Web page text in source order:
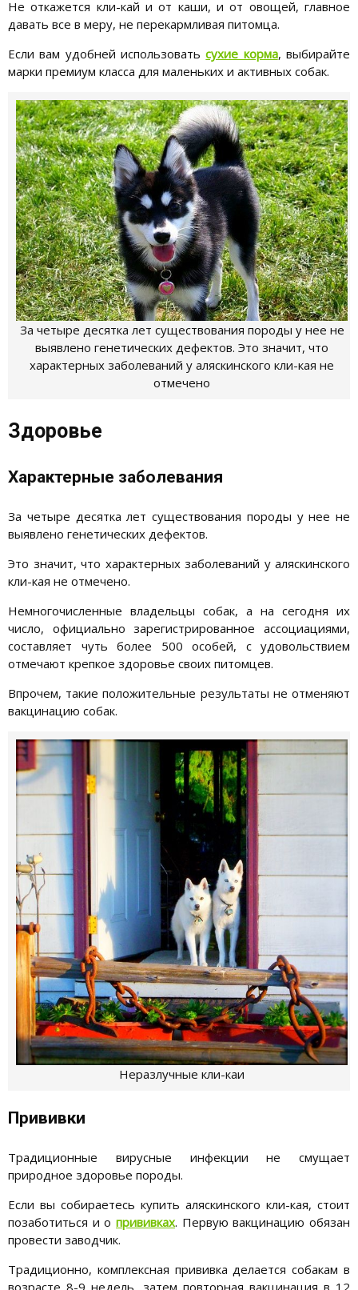
Не откажется кли-кай и от каши, и от овощей, главное
давать все в меру, не перекармливая питомца.
Если вам удобней использоватьсухие корма, выбирайте
марки премиум класса для маленьких и активных собак.
За четыре десятка лет существования породы у нее не
выявлено генетических дефектов. Это значит, что
характерных заболеваний у аляскинского кли-кая не
отмечено
Здоровье
Характерные заболевания
За четыре десятка лет существования породы у нее не
выявлено генетических дефектов.
Это значит, что характерных заболеваний у аляскинского
кли-кая не отмечено.
Немногочисленные владельцы собак, а на сегодня их
число, официально зарегистрированное ассоциациями,
составляет чуть более 500 особей, с удовольствием
отмечают крепкое здоровье своих питомцев.
Впрочем, такие положительные результаты не отменяют
вакцинацию собак.
Неразлучные кли-каи
Прививки
Традиционные вирусные инфекции не смущает
природное здоровье породы.
Если вы собираетесь купить аляскинского кли-кая, стоит
позаботиться и о прививках. Первую вакцинацию обязан
провести заводчик.
Традиционно, комплексная прививка делается собакам в